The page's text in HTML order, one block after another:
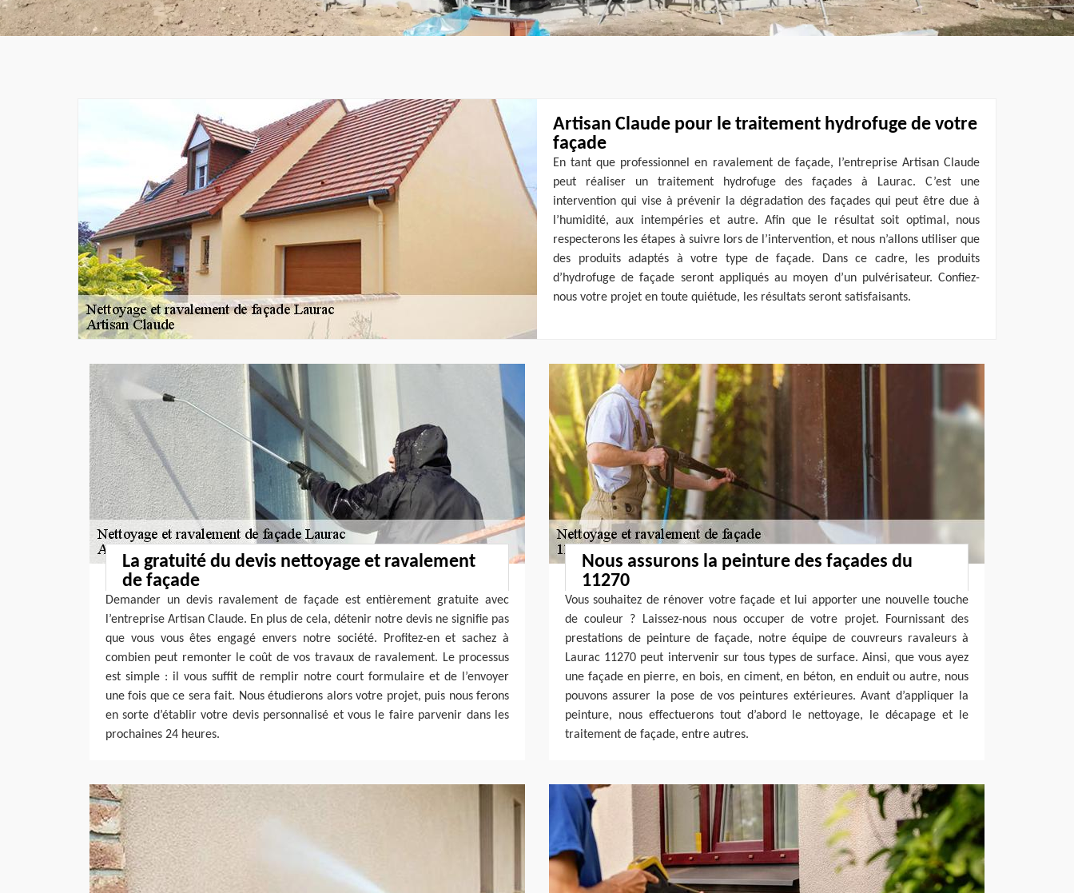
Artisan Claude pour le traitement hydrofuge de votre
façade
En tant que professionnel en ravalement de façade, l’entreprise Artisan Claude
peut réaliser un traitement hydrofuge des façades à Laurac. C’est une
intervention qui vise à prévenir la dégradation des façades qui peut être due à
l’humidité, aux intempéries et autre. Afin que le résultat soit optimal, nous
respecterons les étapes à suivre lors de l’intervention, et nous n’allons utiliser que
des produits adaptés à votre type de façade. Dans ce cadre, les produits
d’hydrofuge de façade seront appliqués au moyen d’un pulvérisateur. Confiez-
nous votre projet en toute quiétude, les résultats seront satisfaisants.
La gratuité du devis nettoyage et ravalement
de façade
Demander un devis ravalement de façade est entièrement gratuite avec
l’entreprise Artisan Claude. En plus de cela, détenir notre devis ne signifie pas
que vous vous êtes engagé envers notre société. Profitez-en et sachez à
combien peut remonter le coût de vos travaux de ravalement. Le processus
est simple : il vous suffit de remplir notre court formulaire et de l’envoyer
une fois que ce sera fait. Nous étudierons alors votre projet, puis nous ferons
en sorte d’établir votre devis personnalisé et vous le faire parvenir dans les
prochaines 24 heures.
Nous assurons la peinture des façades du
11270
Vous souhaitez de rénover votre façade et lui apporter une nouvelle touche
de couleur ? Laissez-nous nous occuper de votre projet. Fournissant des
prestations de peinture de façade, notre équipe de couvreurs ravaleurs à
Laurac 11270 peut intervenir sur tous types de surface. Ainsi, que vous ayez
une façade en pierre, en bois, en ciment, en béton, en enduit ou autre, nous
pouvons assurer la pose de vos peintures extérieures. Avant d’appliquer la
peinture, nous effectuerons tout d’abord le nettoyage, le décapage et le
traitement de façade, entre autres.